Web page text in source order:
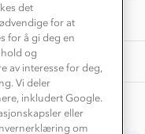
det
for at
for å gi deg en
og
av interesse for deg,
Vi deler
inkludert Google.
eller
om